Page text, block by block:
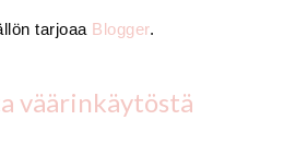
tarjoaa Blogger.
väärinkäytöstä